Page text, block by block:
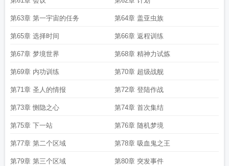
第63章 第一宇宙的任务 第64章 盖亚虫族
第65章 选择时间 第66章 返程训练
第67章 梦境世界 第68章 精神力试炼
第69章 内功训练 第70章 超级战舰
第71章 圣人的情报 第72章 登陆作战
第73章 恻隐之心 第74章 首次集结
第75章 下一站 第76章 随机梦境
第77章 第二个区域 第78章 吸血鬼之王
第79章 第三个区域 第80章 突发事件